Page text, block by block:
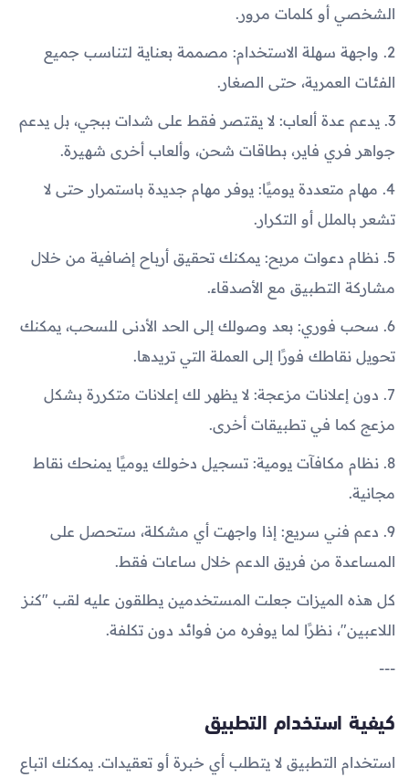
الشخصي أو كلمات مرور.
2. واجهة سهلة الاستخدام: مصممة بعناية لتناسب جميع
الفئات العمرية، حتى الصغار.
3. يدعم عدة ألعاب: لا يقتصر فقط على شدات ببجي، بل يدعم
جواهر فري فاير، بطاقات شحن، وألعاب أخرى شهيرة.
4. مهام متعددة يوميًا: يوفر مهام جديدة باستمرار حتى لا
تشعر بالملل أو التكرار.
5. نظام دعوات مربح: يمكنك تحقيق أرباح إضافية من خلال
مشاركة التطبيق مع الأصدقاء.
6. سحب فوري: بعد وصولك إلى الحد الأدنى للسحب، يمكنك
تحويل نقاطك فورًا إلى العملة التي تريدها.
7. دون إعلانات مزعجة: لا يظهر لك إعلانات متكررة بشكل
مزعج كما في تطبيقات أخرى.
8. نظام مكافآت يومية: تسجيل دخولك يوميًا يمنحك نقاط
مجانية.
9. دعم فني سريع: إذا واجهت أي مشكلة، ستحصل على
المساعدة من فريق الدعم خلال ساعات فقط.
كل هذه الميزات جعلت المستخدمين يطلقون عليه لقب "كنز
اللاعبين"، نظرًا لما يوفره من فوائد دون تكلفة.
---
كيفية استخدام التطبيق
استخدام التطبيق لا يتطلب أي خبرة أو تعقيدات. يمكنك اتباع